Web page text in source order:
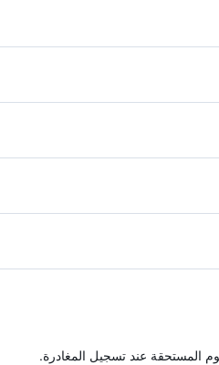
المستحقة عند تسجيل المغادرة.